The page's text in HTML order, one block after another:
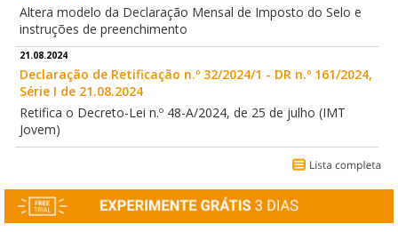
Altera modelo da Declaração Mensal de Imposto do Selo e
instruções de preenchimento
21.08.2024
Declaração de Retificação n.º 32/2024/1 - DR n.º 161/2024,
Série I de 21.08.2024
Retifica o Decreto-Lei n.º 48-A/2024, de 25 de julho (IMT
Jovem)